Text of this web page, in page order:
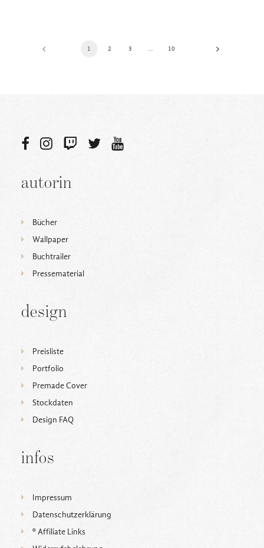
1 2 3 10
autorin
Bücher
Wallpaper
Buchtrailer
Pressematerial
design
Preisliste
Portfolio
Premade Cover
Stockdaten
Design FAQ
infos
Impressum
Datenschutzerklärung
ᵒ Affiliate Links